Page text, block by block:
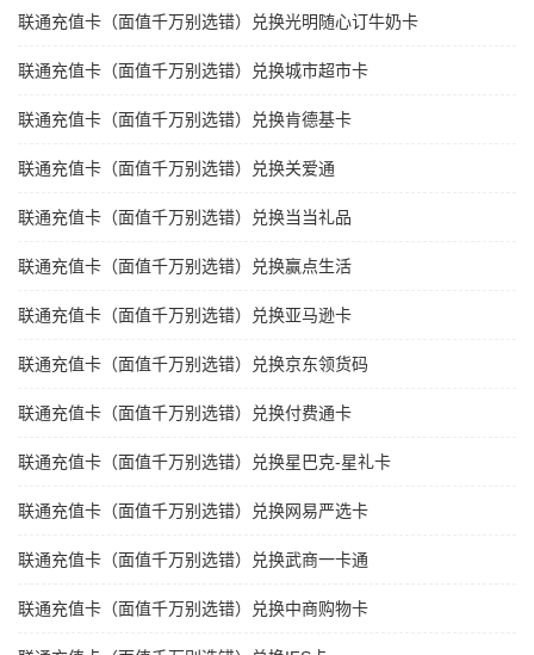
联通充值卡（面值千万别选错）兑换光明随心订牛奶卡
联通充值卡（面值千万别选错）兑换城市超市卡
联通充值卡（面值千万别选错）兑换肯德基卡
联通充值卡（面值千万别选错）兑换关爱通
联通充值卡（面值千万别选错）兑换当当礼品
联通充值卡（面值千万别选错）兑换赢点生活
联通充值卡（面值千万别选错）兑换亚马逊卡
联通充值卡（面值千万别选错）兑换京东领货码
联通充值卡（面值千万别选错）兑换付费通卡
联通充值卡（面值千万别选错）兑换星巴克-星礼卡
联通充值卡（面值千万别选错）兑换网易严选卡
联通充值卡（面值千万别选错）兑换武商一卡通
联通充值卡（面值千万别选错）兑换中商购物卡